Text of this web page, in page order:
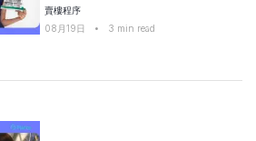
賣樓程序
08月19日
• 3 min read